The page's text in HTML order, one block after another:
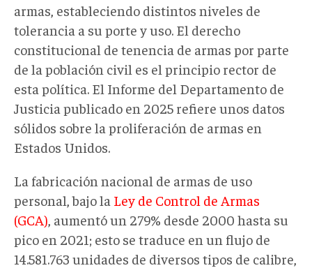
armas, estableciendo distintos niveles de
tolerancia a su porte y uso. El derecho
constitucional de tenencia de armas por parte
de la población civil es el principio rector de
esta política. El Informe del Departamento de
Justicia publicado en 2025 refiere unos datos
sólidos sobre la proliferación de armas en
Estados Unidos.
La fabricación nacional de armas de uso
personal, bajo la Ley de Control de Armas
(GCA) , aumentó un 279% desde 2000 hasta su
pico en 2021; esto se traduce en un flujo de
14.581.763 unidades de diversos tipos de calibre,